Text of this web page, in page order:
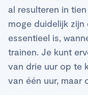
al resulteren in
moge duidelijk
essentieel is,
trainen. Je kunt
van drie uur op te
van één uur, maar